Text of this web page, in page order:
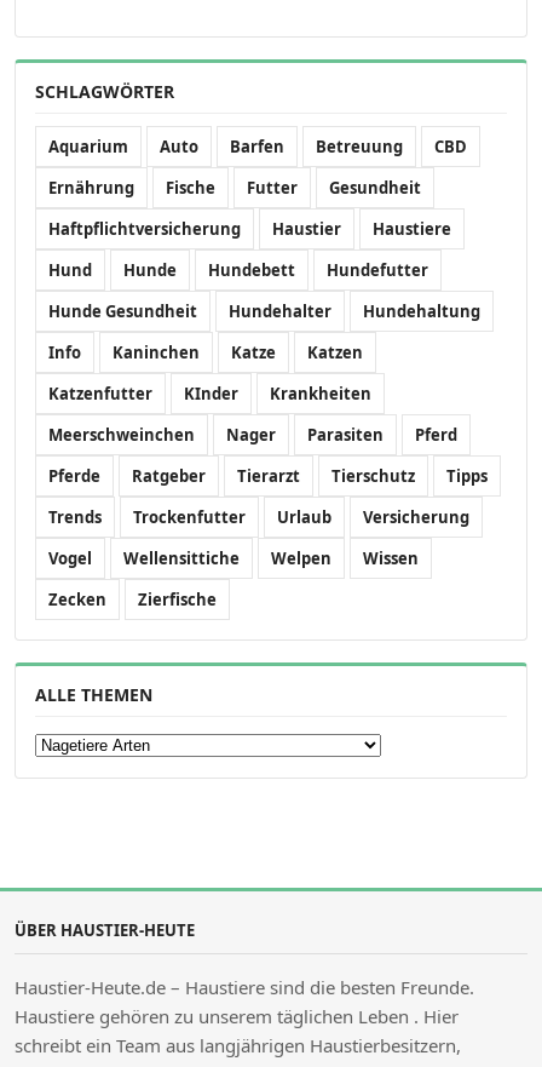
SCHLAGWÖRTER
Aquarium Auto Barfen Betreuung
CBD
Ernährung
Fische Futter
Gesundheit
Haftpflichtversicherung
Haustier
Haustiere
Hund
Hunde Hundebett
Hundefutter
Hunde Gesundheit
Hundehalter
Hundehaltung
Info
Kaninchen Katze
Katzen
Katzenfutter
KInder
Krankheiten
Meerschweinchen
Nager Parasiten
Pferd
Pferde
Ratgeber Tierarzt Tierschutz
Tipps
Trends
Trockenfutter Urlaub
Versicherung
Vogel
Wellensittiche Welpen
Wissen
Zecken
Zierfische
ALLE THEMEN
Alle Themen
ÜBER HAUSTIER-HEUTE
Haustier-Heute.de – Haustiere sind die besten Freunde.
Haustiere gehören zu unserem täglichen Leben . Hier
schreibt ein Team aus langjährigen Haustierbesitzern,